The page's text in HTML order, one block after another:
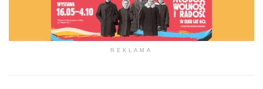
REKLAMA